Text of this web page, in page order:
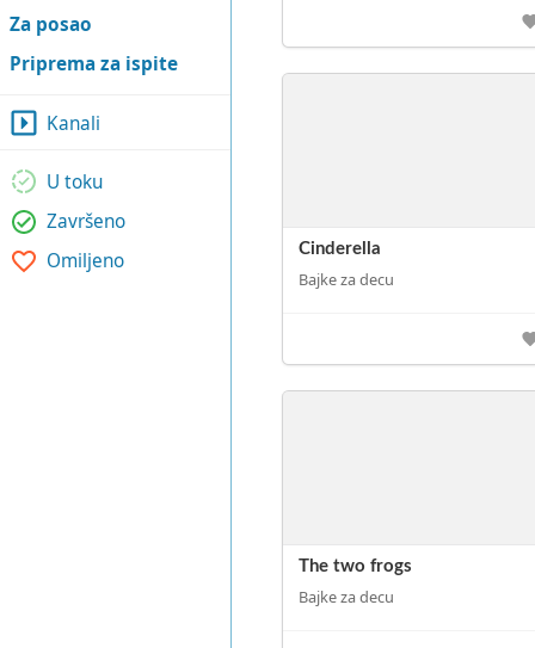
Za posao
Priprema za ispite
Kanali
U toku
Završeno
Omiljeno
Cinderella
Bajke za decu
The two frogs
Bajke za decu